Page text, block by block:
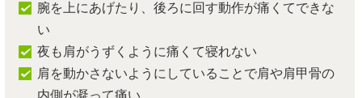
腕を上にあげたり、後ろに回す動作が痛くてできな
い
夜も肩がうずくように痛くて寝れない
肩を動かさないようにしていることで肩や肩甲骨の